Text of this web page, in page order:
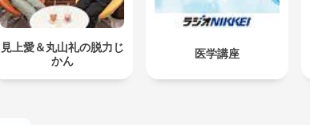
見上愛＆丸山礼の脱力じ
かん
医学講座